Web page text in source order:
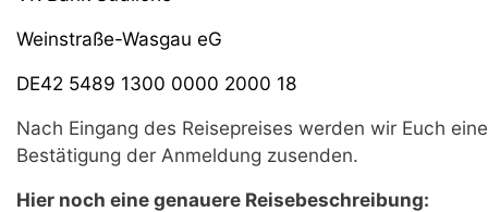
Weinstraße-Wasgau eG
DE42 5489 1300 0000 2000 18
Nach Eingang des Reisepreises werden wir Euch eine
Bestätigung der Anmeldung zusenden.
Hier noch eine genauere Reisebeschreibung: